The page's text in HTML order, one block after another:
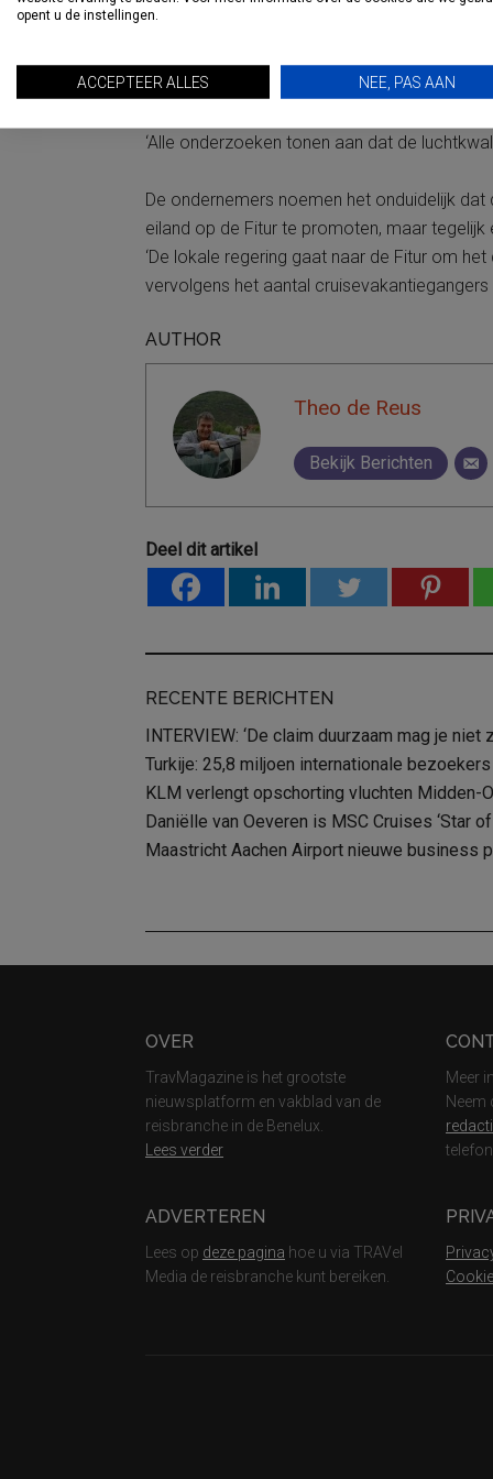
Dat cruiseschepen de lucht in Palma
staan voor kwaliteitstoerisme, met veel
‘Alle onderzoeken tonen aan dat de
De ondernemers noemen het onduidelijk
eiland op de Fitur te promoten, maar tegelijk
‘De lokale regering gaat naar de Fitur om
vervolgens het aantal cruisevakantiegangers
AUTHOR
Theo de Reus
Bekijk Berichten
Deel dit artikel
RECENTE BERICHTEN
INTERVIEW: ‘De claim duurzaam mag je niet
Turkije: 25,8 miljoen internationale
KLM verlengt opschorting vluchten Midden-
Daniëlle van Oeveren is MSC Cruises ‘Star
Maastricht Aachen Airport nieuwe business
OVER
TravMagazine is het grootste
nieuwsplatform en vakblad van de
reisbranche in de Benelux.
Lees verder
ADVERTEREN
Lees op deze pagina hoe u via TRAVel
Media de reisbranche kunt bereiken.
Meer
Neem
opent u de instellingen.
ACCEPTEER ALLES NEE, PAS AAN